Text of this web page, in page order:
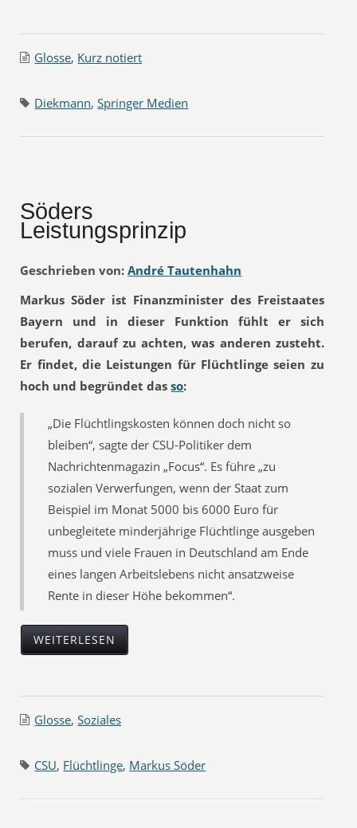
Glosse, Kurz notiert
Diekmann,Springer Medien
Söders
Leistungsprinzip
Geschrieben von: André Tautenhahn
Markus Söder ist Finanzminister des Freistaates
Bayern und in dieser Funktion fühlt er sich
berufen, darauf zu achten, was anderen zusteht.
Er findet, die Leistungen für Flüchtlinge seien zu
hoch und begründet dasso:
„Die Flüchtlingskosten können doch nicht so
bleiben“, sagte der CSU-Politiker dem
Nachrichtenmagazin „Focus“. Es führe „zu
sozialen Verwerfungen, wenn der Staat zum
Beispiel im Monat 5000 bis 6000 Euro für
unbegleitete minderjährige Flüchtlinge ausgeben
muss und viele Frauen in Deutschland am Ende
eines langen Arbeitslebens nicht ansatzweise
Rente in dieser Höhe bekommen“.
WEITERLESEN
Glosse,Soziales
CSU, Flüchtlinge, Markus Söder